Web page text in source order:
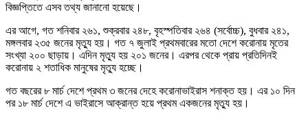
বিজ্ঞপ্তিতে এসব তথ্য জানানো হয়েছে।
এর আগে, গত শনিবার ২৬১, শুক্রবার ২৪৮, বৃহস্পতিবার ২৬৪ (সর্বোচ্চ), বুধবার ২৪১,
মঙ্গলবার ২৩৫ জনের মৃত্যু হয়। গত ৭ জুলাই প্রথমবারের মতো দেশে করোনায় মৃতের
সংখ্যা ২০০ ছাড়ায়। এদিন মৃত্যু হয় ২০১ জনের। এরপর থেকে প্রায় প্রতিদিনই
করোনায় ২ শতাধিক মানুষের মৃত্যু হচ্ছে।
গত বছরের ৮ মার্চ দেশে প্রথম ৩ জনের দেহে করোনাভাইরাস শনাক্ত হয়। এর ১০ দিন
পর ১৮ মার্চ দেশে এ ভাইরাসে আক্রান্ত হয়ে প্রথম একজনের মৃত্যু হয়।